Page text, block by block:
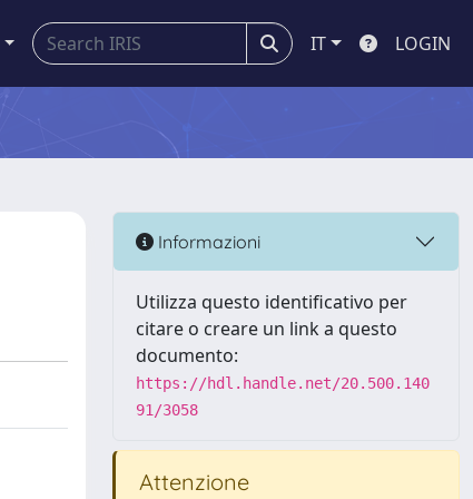
IT LOGIN
Informazioni
Utilizza questo identificativo per
citare o creare un link a questo
documento:
https://hdl.handle.net/20.500.140
91/3058
Attenzione